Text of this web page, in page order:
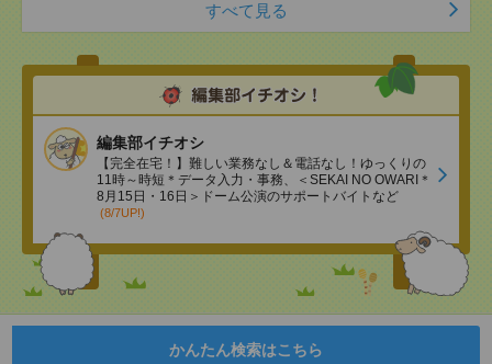
すべて見る
編集部イチオシ
【完全在宅！】難しい業務なし＆電話なし！ゆっくりの
11時～時短＊データ入力・事務、＜SEKAI NO OWARI＊
8月15日・16日＞ドーム公演のサポートバイトなど
(8/7UP!)
かんたん検索はこちら